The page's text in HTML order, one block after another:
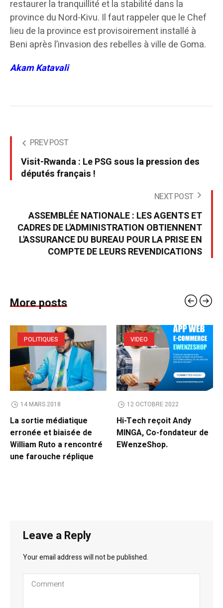
restaurer la tranquillité et la stabilité dans la
province du Nord-Kivu. Il faut rappeler que le Chef
lieu de la province est provisoirement installé à
Beni après l’invasion des rebelles à ville de Goma.
Akam Katavali
PREV POST
Visit-Rwanda : Le PSG sous la pression des
députés français !
NEXT POST
ASSEMBLÉE NATIONALE : LES AGENTS ET
CADRES DE L'ADMINISTRATION OBTIENNENT
L'ASSURANCE DU BUREAU POUR LA PRISE EN
COMPTE DE LEURS REVENDICATIONS
More posts
POLITIQUES
14 MARS 2018
La sortie médiatique
erronée et biaisée de
William Ruto a rencontré
une farouche réplique
VIDEO
12 OCTOBRE 2022
Hi-Tech reçoit Andy
MINGA, Co-fondateur de
EWenzeShop.
Leave a Reply
Your email address will not be published.